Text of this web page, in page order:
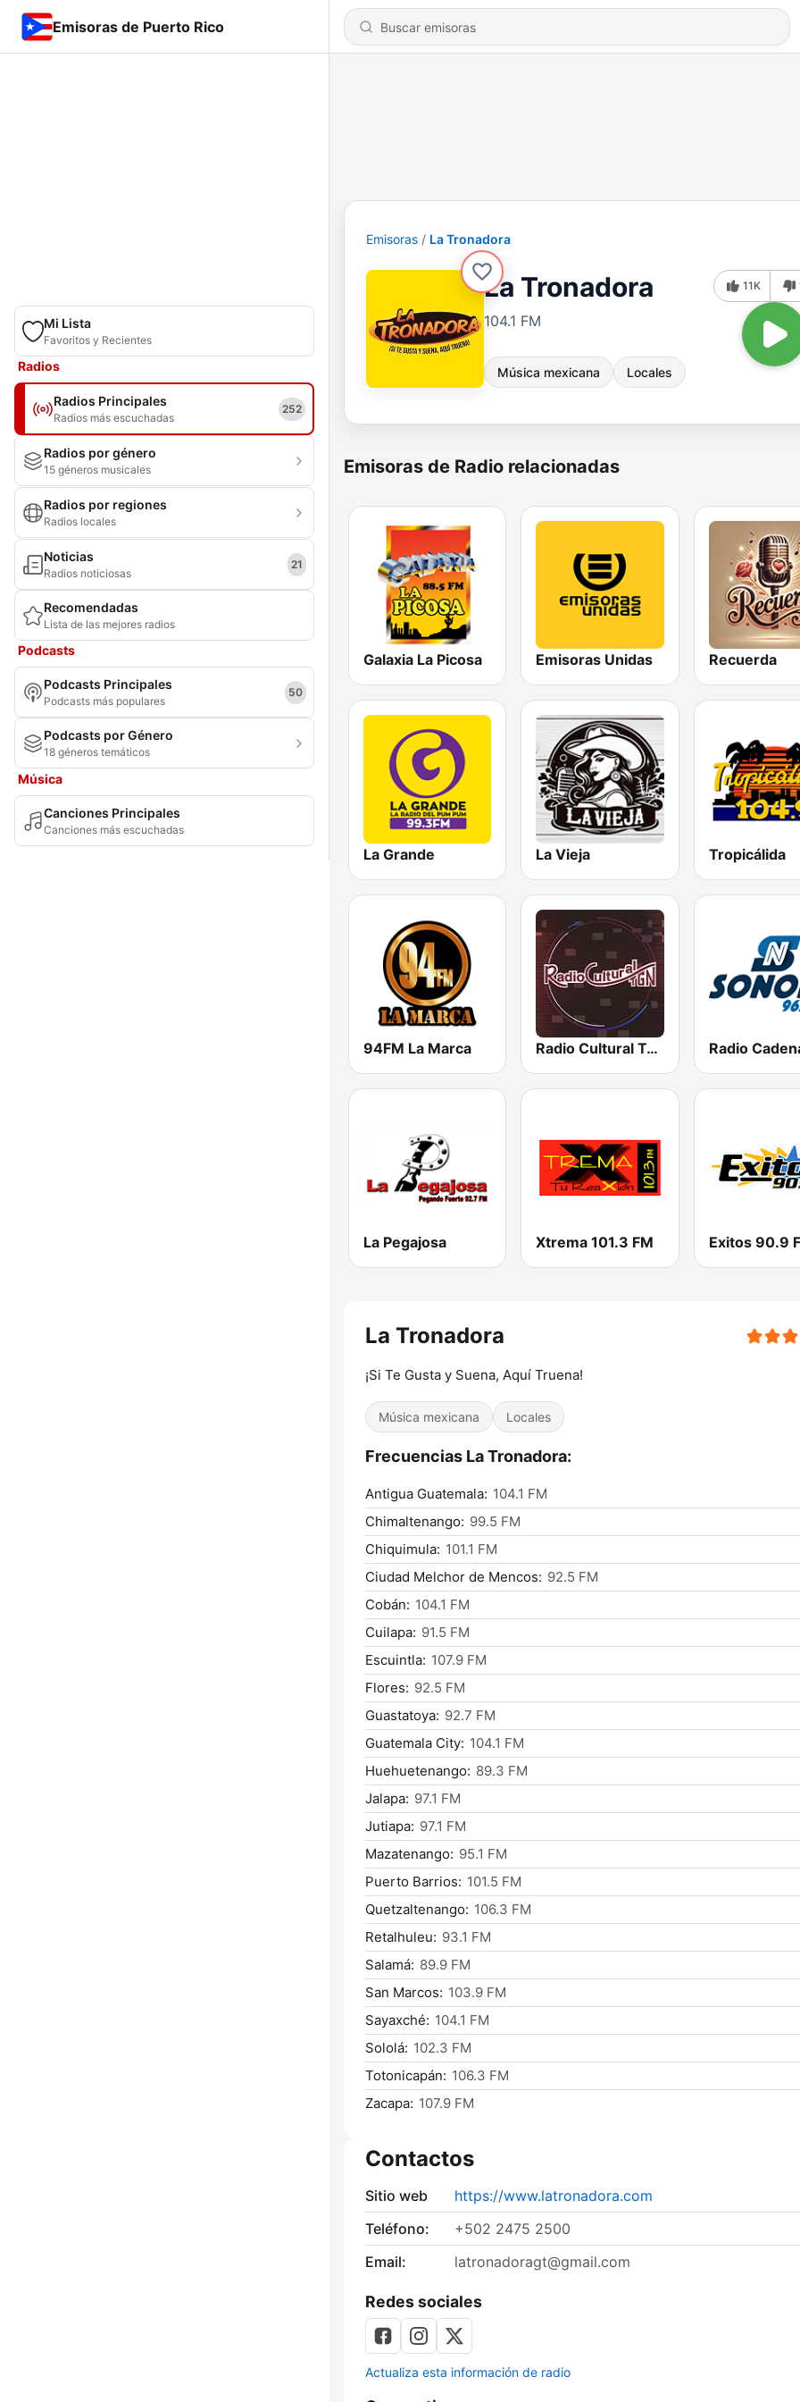
Emisoras de Puerto Rico
Mi Lista
Favoritos y Recientes
Radios
Radios Principales
Radios más escuchadas
252
Radios por género
15 géneros musicales
Radios por regiones
Radios locales
Noticias
Radios noticiosas
21
Recomendadas
Lista de las mejores radios
Podcasts
Podcasts Principales
Podcasts más populares
50
Podcasts por Género
18 géneros temáticos
Música
Canciones Principales
Canciones más escuchadas
Emisoras La Tronadora
La Tronadora
104.1 FM
Música mexicana Locales
11K
Emisoras de Radio relacionadas
Galaxia La Picosa Emisoras Unidas Recuerda
La Grande La Vieja Tropicálida
94FM La Marca Radio Cultural TGN
La Pegajosa Xtrema 101.3 FM Exitos 90.9
La Tronadora
¡Si Te Gusta y Suena, Aquí Truena!
Música mexicana Locales
Frecuencias La Tronadora:
Antigua Guatemala: 104.1 FM
Chimaltenango: 99.5 FM
Chiquimula: 101.1 FM
Ciudad Melchor de Mencos: 92.5 FM
Cobán: 104.1 FM
Cuilapa: 91.5 FM
Escuintla: 107.9 FM
Flores: 92.5 FM
Guastatoya: 92.7 FM
Guatemala City: 104.1 FM
Huehuetenango: 89.3 FM
Jalapa: 97.1 FM
Jutiapa: 97.1 FM
Mazatenango: 95.1 FM
Puerto Barrios: 101.5 FM
Quetzaltenango: 106.3 FM
Retalhuleu: 93.1 FM
Salamá: 89.9 FM
San Marcos: 103.9 FM
Sayaxché: 104.1 FM
Sololá: 102.3 FM
Totonicapán: 106.3 FM
Zacapa: 107.9 FM
Contactos
Sitio web
https://www.latronadora.com
Teléfono:
+502 2475 2500
Email:
latronadoragt@gmail.com
Redes sociales
Actualiza esta información de radio